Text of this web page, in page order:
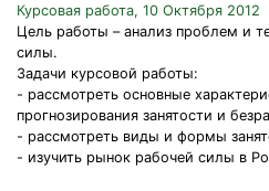
Курсовая работа, 10 Октября 2012
Цель работы – анализ проблем и
силы.
Задачи курсовой работы:
- рассмотреть основные
прогнозирования занятости и
- рассмотреть виды и формы
- изучить рынок рабочей силы в